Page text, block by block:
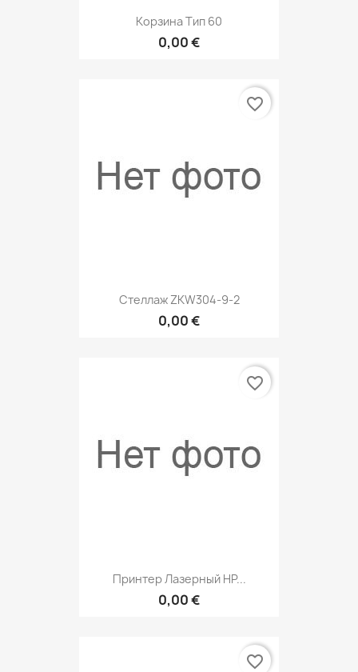
Корзина Тип 60
0,00 €
Стеллаж ZKW304-9-2
0,00 €
favorite_border
Принтер Лазерный HP...
0,00 €
favorite_border
favorite_border